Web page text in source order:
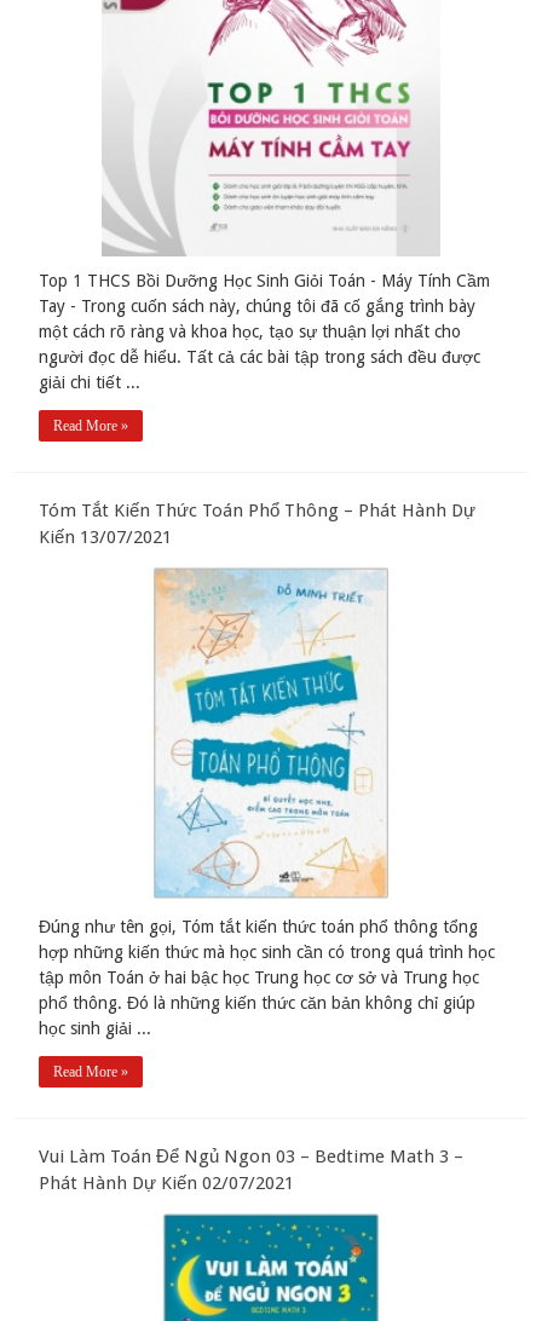
Top 1 THCS Bồi Dưỡng Học Sinh Giỏi Toán - Máy Tính Cầm
Tay - Trong cuốn sách này, chúng tôi đã cố gắng trình bày
một cách rõ ràng và khoa học, tạo sự thuận lợi nhất cho
người đọc dễ hiểu. Tất cả các bài tập trong sách đều được
giải chi tiết ...
Read More »
Tóm Tắt Kiến Thức Toán Phổ Thông – Phát Hành Dự
Kiến 13/07/2021
Đúng như tên gọi, Tóm tắt kiến thức toán phổ thông tổng
hợp những kiến thức mà học sinh cần có trong quá trình học
tập môn Toán ở hai bậc học Trung học cơ sở và Trung học
phổ thông. Đó là những kiến thức căn bản không chỉ giúp
học sinh giải ...
Read More »
Vui Làm Toán Để Ngủ Ngon 03 – Bedtime Math 3 –
Phát Hành Dự Kiến 02/07/2021